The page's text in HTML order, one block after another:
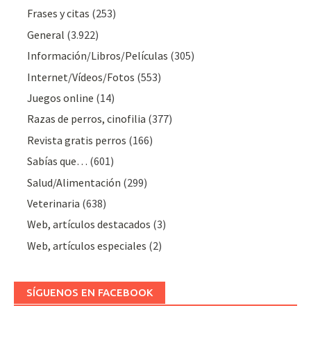
Frases y citas (253)
General (3.922)
Información/Libros/Películas (305)
Internet/Vídeos/Fotos (553)
Juegos online (14)
Razas de perros, cinofilia (377)
Revista gratis perros (166)
Sabías que… (601)
Salud/Alimentación (299)
Veterinaria (638)
Web, artículos destacados (3)
Web, artículos especiales (2)
SÍGUENOS EN FACEBOOK